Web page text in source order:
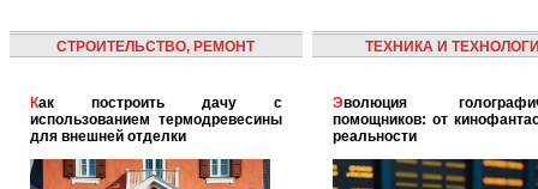
СТРОИТЕЛЬСТВО, РЕМОНТ
Как построить дачу с
использованием термодревесины
для внешней отделки
ТЕХНИКА И
Эволюция голографических
помощников: от
реальности